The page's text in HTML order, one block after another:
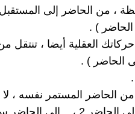
، من الحاضر إلى
) .
العقلية أيضا ، تنتقل
الحاضر ) .
من الحاضر المستمر نفسه ،